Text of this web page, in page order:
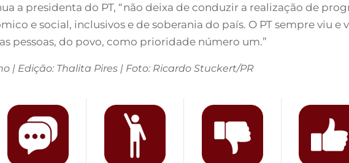
a presidenta do PT, “não deixa de conduzir a realização de
e social, inclusivos e de soberania do país. O PT sempre viu e
pessoas, do povo, como prioridade número um.”
| Edição: Thalita Pires | Foto: Ricardo Stuckert/PR